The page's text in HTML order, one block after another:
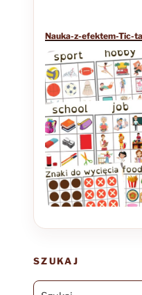
Nauka-z-efektem-Tic-
SZUKAJ
Szukaj: